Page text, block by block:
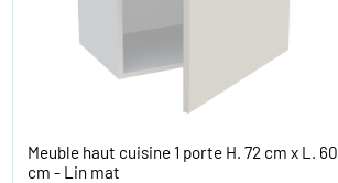
Meuble haut cuisine 1 porte H. 72 cm x L. 60
cm - Lin mat